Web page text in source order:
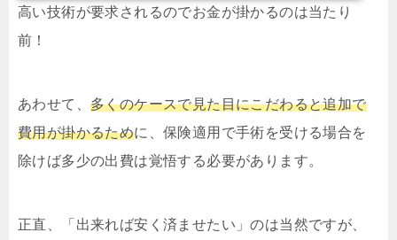
高い技術が要求されるのでお金が掛かるのは当たり
前！
あわせて、 多くのケースで見た目にこだわると追加で
費用が掛かるために、保険適用で手術を受ける場合を
除けば多少の出費は覚悟する必要があります。
正直、「出来れば安く済ませたい」のは当然ですが、